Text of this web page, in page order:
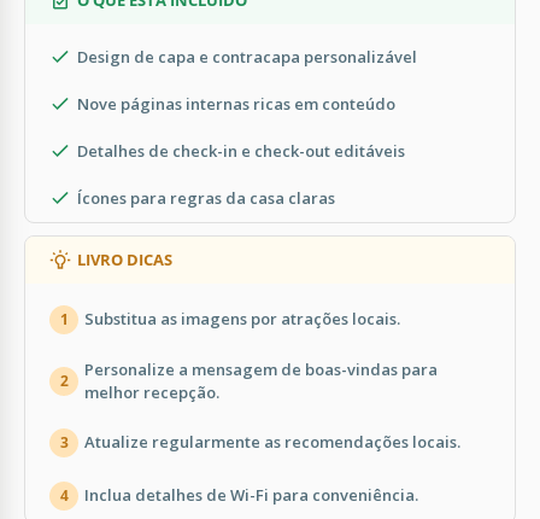
Design de capa e contracapa personalizável
Nove páginas internas ricas em conteúdo
Detalhes de check-in e check-out editáveis
Ícones para regras da casa claras
LIVRO DICAS
1 Substitua as imagens por atrações locais.
2
Personalize a mensagem de boas-vindas para
melhor recepção.
3 Atualize regularmente as recomendações locais.
4 Inclua detalhes de Wi-Fi para conveniência.